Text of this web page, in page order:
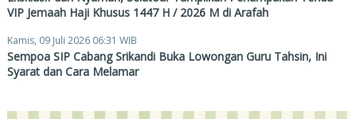
VIP Jemaah Haji Khusus 1447 H / 2026 M di Arafah
Kamis, 09 Juli 2026 06:31 WIB
Sempoa SIP Cabang Srikandi Buka Lowongan Guru Tahsin, Ini
Syarat dan Cara Melamar